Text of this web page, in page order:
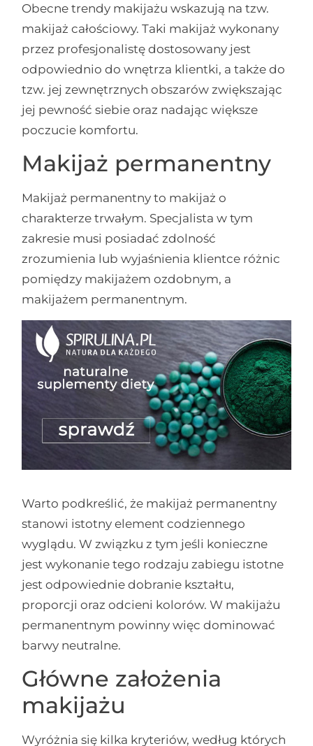
Obecne trendy makijażu wskazują na tzw.
makijaż całościowy. Taki makijaż wykonany
przez profesjonalistę dostosowany jest
odpowiednio do wnętrza klientki, a także do
tzw. jej zewnętrznych obszarów zwiększając
jej pewność siebie oraz nadając większe
poczucie komfortu.
Makijaż permanentny
Makijaż permanentny to makijaż o
charakterze trwałym. Specjalista w tym
zakresie musi posiadać zdolność
zrozumienia lub wyjaśnienia klientce różnic
pomiędzy makijażem ozdobnym, a
makijażem permanentnym.
Warto podkreślić, że makijaż permanentny
stanowi istotny element codziennego
wyglądu. W związku z tym jeśli konieczne
jest wykonanie tego rodzaju zabiegu istotne
jest odpowiednie dobranie kształtu,
proporcji oraz odcieni kolorów. W makijażu
permanentnym powinny więc dominować
barwy neutralne.
Główne założenia
makijażu
Wyróżnia się kilka kryteriów, według których